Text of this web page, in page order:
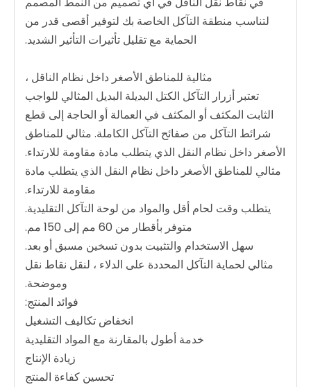
لتناسب منطقة التآكل الخاصة بك لتوفير أقصى قدر من
الحماية مع تقليل تأثيرات التأثير الشديد.
مثالية للمناطق الأصغر داخل نظام الناقل ،
تعتبر أزرار التآكل الكتل البديلة البديل المثالي للواجب
الثابت المكثف أو المكثف في العمالة أو الحاجة إلى قطع
شرائط التآكل من صفائح التآكل الكاملة. مثالي للمناطق
الأصغر داخل نظام النقل الذي يتطلب مادة مقاومة للارتداء.
مثالي للمناطق الأصغر داخل نظام النقل الذي يتطلب مادة
مقاومة للارتداء.
يتطلب وقت لحام أقل والمواد من لوحة التآكل التقليدية.
متوفر بأقطار من 60 مم إلى 150 مم.
سهل الاستخدام والتثبيت بدون تسخين مسبق أو بعد.
مثالي لحماية التآكل المحددة على الدلاء ، لنقل نقاط نقل
وموضحة.
فوائد المنتج:
انخفاض تكاليف التشغيل
خدمة أطول بالمقارنة مع المواد التقليدية
زيادة الإنتاج
تحسين كفاءة المنتج